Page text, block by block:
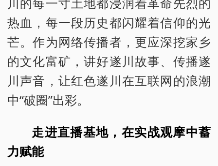
热血，每一段历史都闪耀着信仰的光
芒。作为网络传播者，更应深挖家乡
的文化富矿，讲好遂川故事、传播遂
川声音，让红色遂川在互联网的浪潮
中“破圈”出彩。
走进直播基地，在实战观摩中蓄
力赋能